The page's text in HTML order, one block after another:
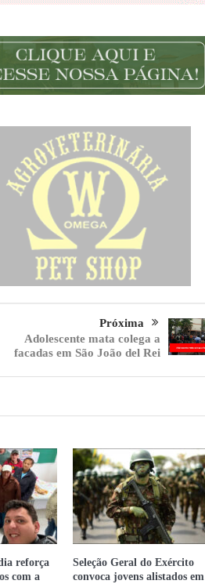
Próxima
Adolescente mata colega a
facadas em São João del Rei
reforça
com a
Seleção Geral do Exército
convoca jovens alistados em